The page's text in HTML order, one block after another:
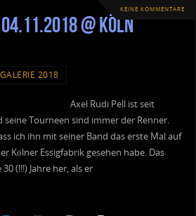
KEINE KOMMENTARE
@ Köln
GALERIE 2018
Axel Rudi Pell ist seit
seine Tourneen sind immer der Renner.
ich ihn mit seiner Band das erste Mal auf
Kölner Essigfabrik gesehen habe. Das
(!!!) Jahre her, als er